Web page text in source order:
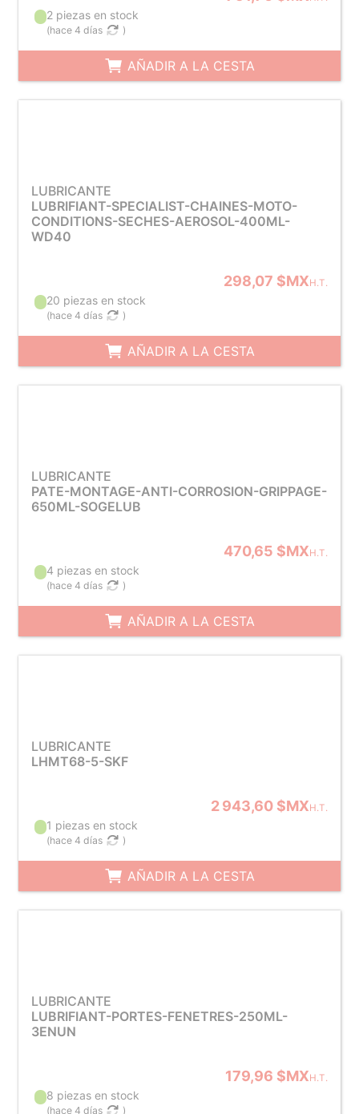
2 piezas en stock
(hace 4 días )
AÑADIR A LA CESTA
LUBRICANTE
LUBRIFIANT-SPECIALIST-CHAINES-MOTO-
CONDITIONS-SECHES-AEROSOL-400ML-
WD40
298,07 $MXH.T.
20 piezas en stock
(hace 4 días )
AÑADIR A LA CESTA
LUBRICANTE
PATE-MONTAGE-ANTI-CORROSION-GRIPPAGE-
650ML-SOGELUB
470,65 $MXH.T.
4 piezas en stock
(hace 4 días )
AÑADIR A LA CESTA
LUBRICANTE
LHMT68-5-SKF
2 943,60 $MXH.T.
1 piezas en stock
(hace 4 días )
AÑADIR A LA CESTA
LUBRICANTE
LUBRIFIANT-PORTES-FENETRES-250ML-
3ENUN
179,96 $MXH.T.
8 piezas en stock
(hace 4 días )